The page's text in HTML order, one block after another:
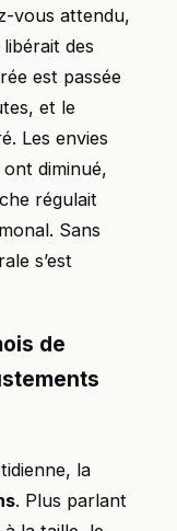
vous attendu,
des
est passée
et le
Les envies
diminué,
régulait
Sans
s’est
de
la
. Plus parlant